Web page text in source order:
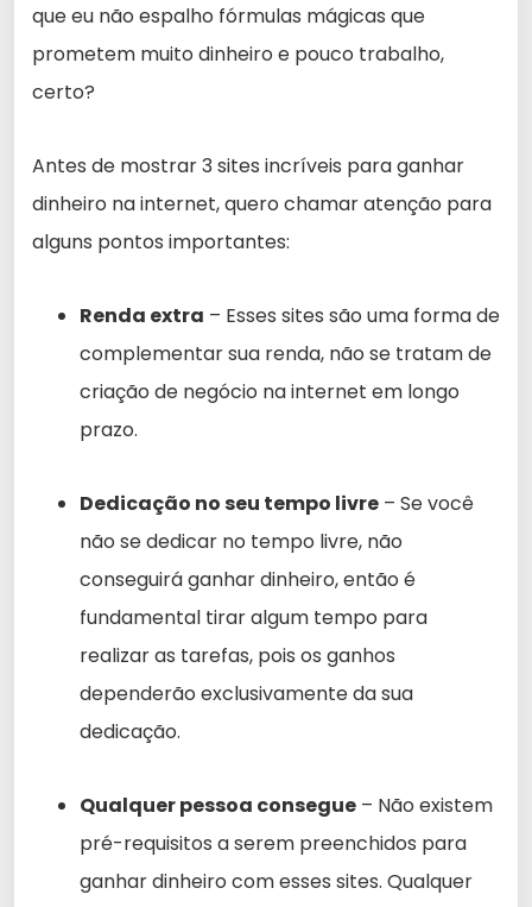
que eu não espalho fórmulas mágicas que
prometem muito dinheiro e pouco trabalho,
certo?
Antes de mostrar 3 sites incríveis para ganhar
dinheiro na internet, quero chamar atenção para
alguns pontos importantes:
Renda extra – Esses sites são uma forma de
complementar sua renda, não se tratam de
criação de negócio na internet em longo
prazo.
Dedicação no seu tempo livre – Se você
não se dedicar no tempo livre, não
conseguirá ganhar dinheiro, então é
fundamental tirar algum tempo para
realizar as tarefas, pois os ganhos
dependerão exclusivamente da sua
dedicação.
Qualquer pessoa consegue – Não existem
pré-requisitos a serem preenchidos para
ganhar dinheiro com esses sites. Qualquer